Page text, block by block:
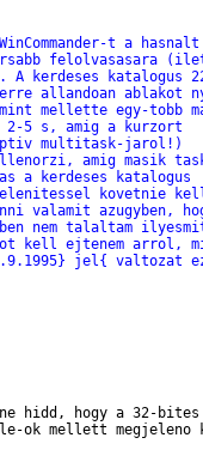
t a hasnalt
felolvasasara
kerdeses katalogus
allandoan ablakot
mellette egy-tobb
5 s, amig a kurzort
multitask-jarol!)
ellenorzi, amig masik
a kerdeses katalogus
kovetnie
valamit azugyben,
nem talaltam
kell ejtenem arrol,
jel{ valtozat
hidd, hogy a 32-bites
ok mellett megjeleno